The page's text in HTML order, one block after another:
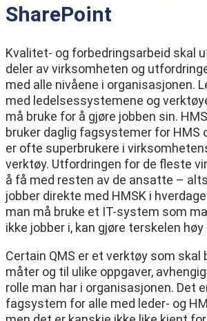
SharePoint
Kvalitet- og forbedringsarbeid skal
deler av virksomheten og
med alle nivåene i organisasjonen.
med ledelsessystemene og
må bruke for å gjøre jobben sin.
bruker daglig fagsystemer for HMS
er ofte superbrukere i
verktøy. Utfordringen for de fleste
å få med resten av de ansatte –
jobber direkte med HMSK i
man må bruke et IT-system som
ikke jobber i, kan gjøre terskelen
Certain QMS er et verktøy som skal
måter og til ulike oppgaver,
rolle man har i organisasjonen. Det
fagsystem for alle med leder- og